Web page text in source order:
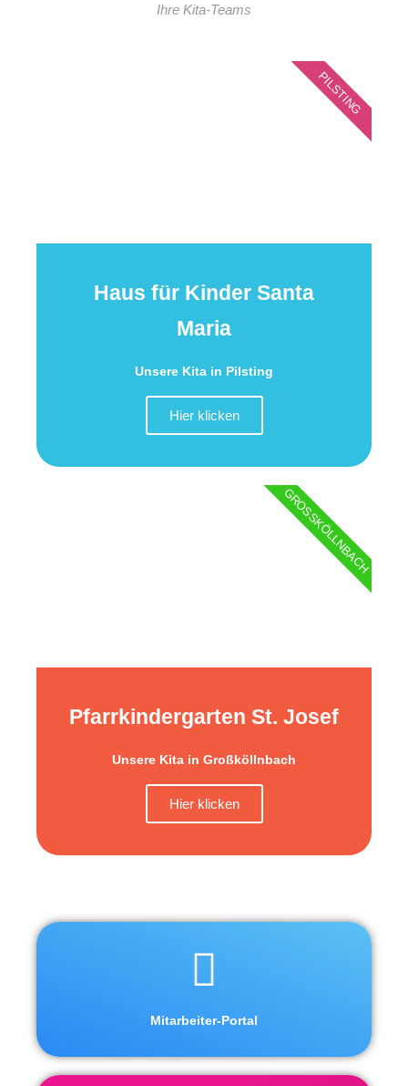
Ihre Kita-Teams
Haus für Kinder Santa
Maria
Unsere Kita in Pilsting
Hier klicken
PILSTING
Pfarrkindergarten St. Josef
Unsere Kita in Großköllnbach
Hier klicken
GROSSKÖLLNBACH
Mitarbeiter-Portal